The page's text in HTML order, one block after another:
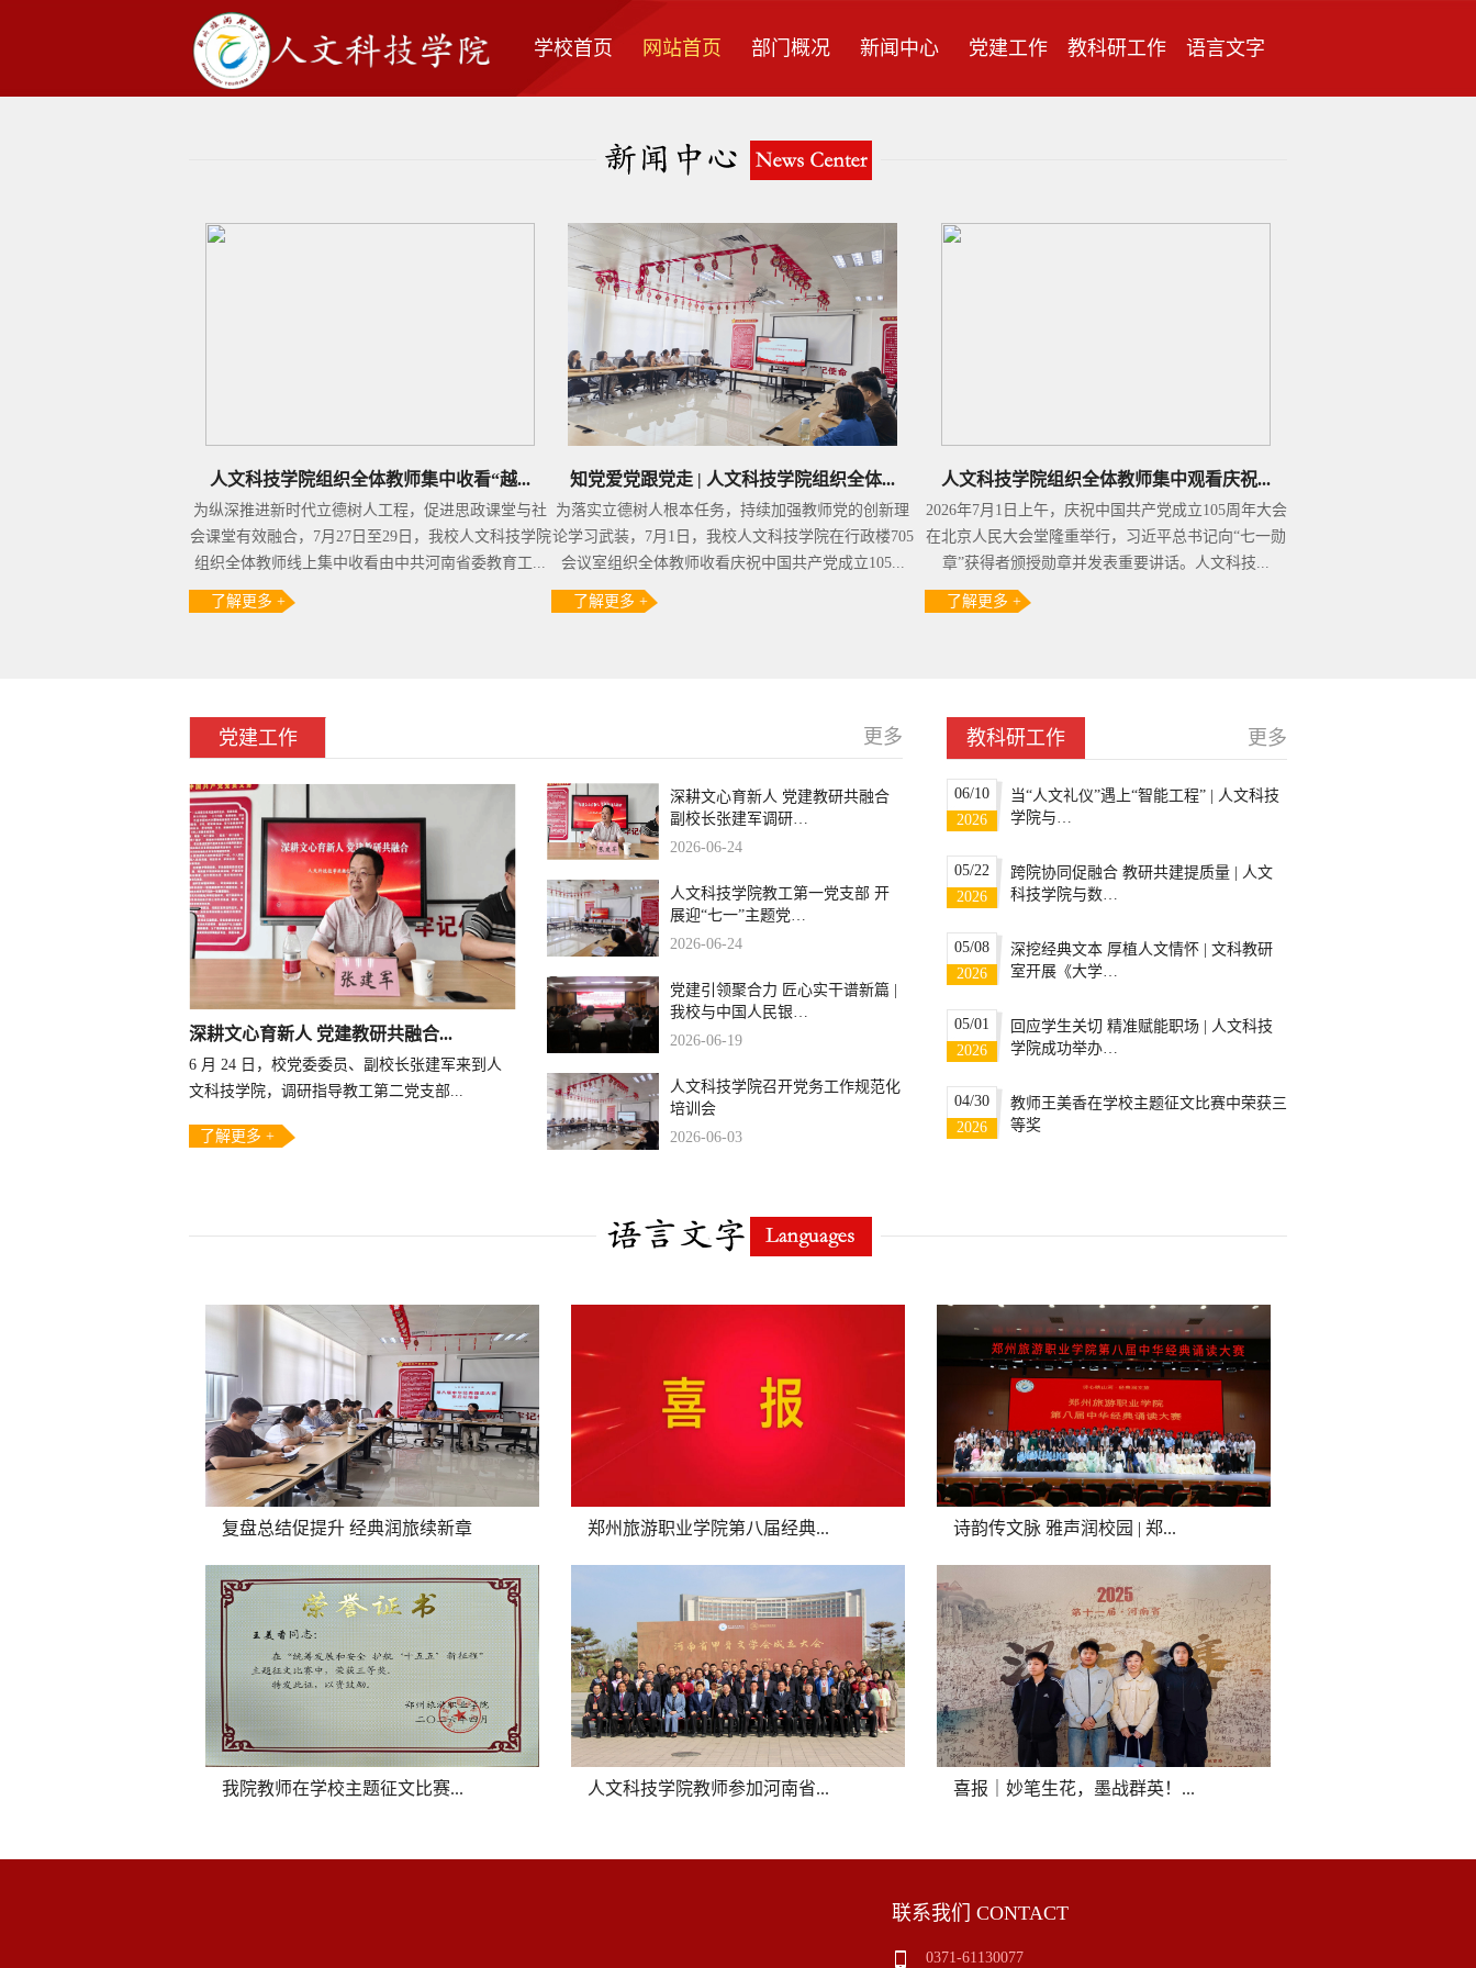
学校首页 网站首页 部门概况 新闻中心 党建工作 教科研工作 语言文字
人文科技学院组织全体教师集中收看“越...
为纵深推进新时代立德树人工程，促进思政课堂与社
会课堂有效融合，7月27日至29日，我校人文科技学院
组织全体教师线上集中收看由中共河南省委教育工...
了解更多 +
人文科技学院组织全体教师集中观看庆祝...
2026年7月1日上午，庆祝中国共产党成立105周年大会
在北京人民大会堂隆重举行，习近平总书记向“七一勋
章”获得者颁授勋章并发表重要讲话。人文科技...
了解更多 +
知党爱党跟党走 | 人文科技学院组织全体...
为落实立德树人根本任务，持续加强教师党的创新理
论学习武装，7月1日，我校人文科技学院在行政楼705
会议室组织全体教师收看庆祝中国共产党成立105...
了解更多 +
更多
党建工作
深耕文心育新人 党建教研共融合...
6 月 24 日，校党委委员、副校长张建军来到人
文科技学院，调研指导教工第二党支部...
了解更多 +
深耕文心育新人 党建教研共融合
副校长张建军调研…
2026-06-24
人文科技学院教工第一党支部 开
展迎“七一”主题党…
2026-06-24
党建引领聚合力 匠心实干谱新篇 |
我校与中国人民银…
2026-06-19
人文科技学院召开党务工作规范化
培训会
2026-06-03
教科研工作 更多
06/10
2026
当“人文礼仪”遇上“智能工程” | 人文科技
学院与…
05/22
2026
跨院协同促融合 教研共建提质量 | 人文
科技学院与数…
05/08
2026
深挖经典文本 厚植人文情怀 | 文科教研
室开展《大学…
05/01
2026
回应学生关切 精准赋能职场 | 人文科技
学院成功举办…
04/30
2026
教师王美香在学校主题征文比赛中荣获三
等奖
复盘总结促提升 经典润旅续新章 郑州旅游职业学院第八届经典... 诗韵传文脉 雅声润校园 | 郑...
我院教师在学校主题征文比赛... 人文科技学院教师参加河南省... 喜报｜妙笔生花，墨战群英！...
联系我们 CONTACT
0371-61130077